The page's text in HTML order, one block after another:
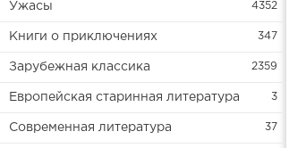
Ужасы 4352
Книги о приключениях 347
Зарубежная классика 2359
Европейская старинная литература 3
Современная литература 37